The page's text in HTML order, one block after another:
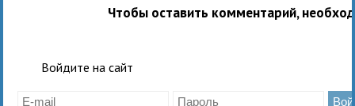
Чтобы оставить комментарий,
Войдите на сайт